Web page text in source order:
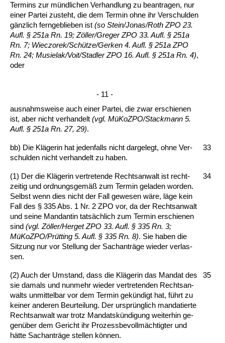
Ter­mins zur münd­li­chen Ver­hand­lung zu be­an­tra­gen, nur
ei­ner Par­tei zu­steht, die dem Ter­min oh­ne ihr Ver­schul­den
gänz­lich fern­ge­blie­ben ist (so St­ein/Jo­nas/Roth ZPO 23.
Aufl. § 251a Rn. 19; Zöller/Gre­ger ZPO 33. Aufl. § 251a
Rn. 7; Wiec­zo­rek/Schütze/Ger­ken 4. Aufl. § 251a ZPO
Rn. 24; Mu­sielak/Voit/Stad­ler ZPO 16. Aufl. § 251a Rn. 4),
oder
- 11 -
aus­nahms­wei­se auch ei­ner Par­tei, die zwar er­schie­nen
ist, aber nicht ver­han­delt (vgl. MüKoZ­PO/St­ack­mann 5.
Aufl. § 251a Rn. 27, 29).
bb) Die Kläge­rin hat je­den­falls nicht dar­ge­legt, oh­ne Ver­
schul­den nicht ver­han­delt zu ha­ben.
33
(1) Der die Kläge­rin ver­tre­ten­de Rechts­an­walt ist recht­
zei­tig und ord­nungs­gemäß zum Ter­min ge­la­den wor­den.
Selbst wenn dies nicht der Fall ge­we­sen wäre, läge kein
Fall des § 335 Abs. 1 Nr. 2 ZPO vor, da der Rechts­an­walt
und sei­ne Man­dan­tin tatsächlich zum Ter­min er­schie­nen
sind (vgl. Zöller/Her­get ZPO 33. Aufl. § 335 Rn. 3;
MüKoZ­PO/Prütting 5. Aufl. § 335 Rn. 8). Sie ha­ben die
Sit­zung nur vor Stel­lung der Sach­anträge wie­der ver­las­
sen.
34
(2) Auch der Um­stand, dass die Kläge­rin das Man­dat des
sie da­mals und nun­mehr wie­der ver­tre­ten­den Rechts­an­
walts un­mit­tel­bar vor dem Ter­min ge­kündigt hat, führt zu
kei­ner an­de­ren Be­ur­tei­lung. Der ursprüng­lich man­da­tier­te
Rechts­an­walt war trotz Man­datskündi­gung wei­ter­hin ge­
genüber dem Ge­richt ihr Pro­zess­be­vollmäch­tig­ter und
hätte Sach­anträge stel­len können.
35